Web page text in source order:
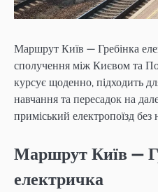
Маршрут Київ — Гребінка
сполучення між Києвом та
курсує щоденно, підходить
навчання та пересадок на
приміський електропоїзд
Маршрут Київ —
електричка